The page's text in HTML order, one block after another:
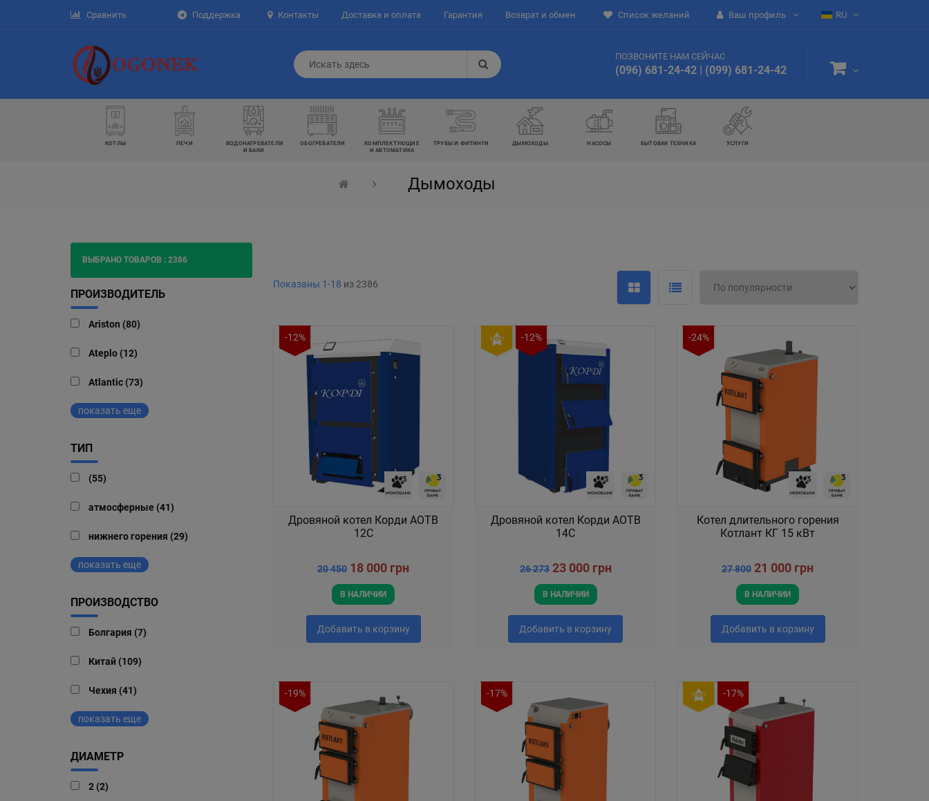
Сравнить Поддержка Контакты Доставка и оплата Гарантия Возврат и обмен Список желаний Ваш профиль RU
ПОЗВОНИТЕ НАМ СЕЙЧАС
(096) 681-24-42 | (099) 681-24-42
КОТЛЫ ПЕЧИ
ВОДОНАГРЕВАТЕЛИ
И БАКИ
ОБОГРЕВАТЕЛИ
КОМПЛЕКТУЮЩИЕ
И АВТОМАТИКА
ТРУБЫ И ФИТИНГИ ДЫМОХОДЫ НАСОСЫ БЫТОВАЯ ТЕХНИКА УСЛУГИ
Дымоходы
ВЫБРАНО ТОВАРОВ : 2386
ПРОИЗВОДИТЕЛЬ
Ariston (80)
Ateplo (12)
Atlantic (73)
показать еще
ТИП
(55)
атмосферные (41)
нижнего горения (29)
показать еще
ПРОИЗВОДСТВО
Болгария (7)
Китай (109)
Чехия (41)
показать еще
ДИАМЕТР
2 (2)
Показаны 1-18 из 2386
-12%
Дровяной котел Корди АОТВ
12С
20 450 18 000 грн
В НАЛИЧИИ
Добавить в корзину
-12%
Дровяной котел Корди АОТВ
14С
26 273 23 000 грн
В НАЛИЧИИ
Добавить в корзину
-24%
Котел длительного горения
Котлант КГ 15 кВт
27 800 21 000 грн
В НАЛИЧИИ
Добавить в корзину
-19% -17% -17%